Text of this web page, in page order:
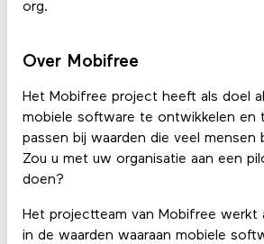
org.
Over Mobifree
Het Mobifree project heeft als doel
mobiele software te ontwikkelen en
passen bij waarden die veel mensen
Zou u met uw organisatie aan een
doen?
Het projectteam van Mobifree werkt
in de waarden waaraan mobiele